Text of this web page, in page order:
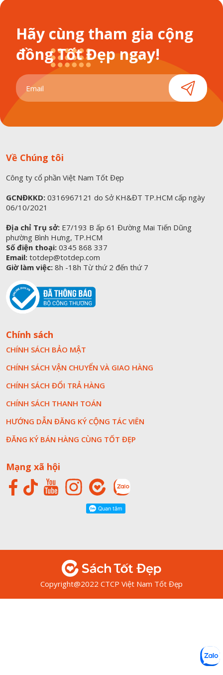
Hãy cùng tham gia cộng
đồng Tốt Đẹp ngay!
Về Chúng tôi
Công ty cổ phần Việt Nam Tốt Đẹp
GCNĐKKD: 0316967121 do Sở KH&ĐT TP.HCM cấp ngày
06/10/2021
Địa chỉ Trụ sở: E7/193 B ấp 61 Đường Mai Tiến Dũng
phường Bình Hưng, TP.HCM
Số điện thoại: 0345 868 337
Email: totdep@totdep.com
Giờ làm việc: 8h -18h Từ thứ 2 đến thứ 7
Chính sách
CHÍNH SÁCH BẢO MẬT
CHÍNH SÁCH VẬN CHUYỂN VÀ GIAO HÀNG
CHÍNH SÁCH ĐỔI TRẢ HÀNG
CHÍNH SÁCH THANH TOÁN
HƯỚNG DẪN ĐĂNG KÝ CỘNG TÁC VIÊN
ĐĂNG KÝ BÁN HÀNG CÙNG TỐT ĐẸP
Mạng xã hội
Copyright@2022 CTCP Việt Nam Tốt Đẹp